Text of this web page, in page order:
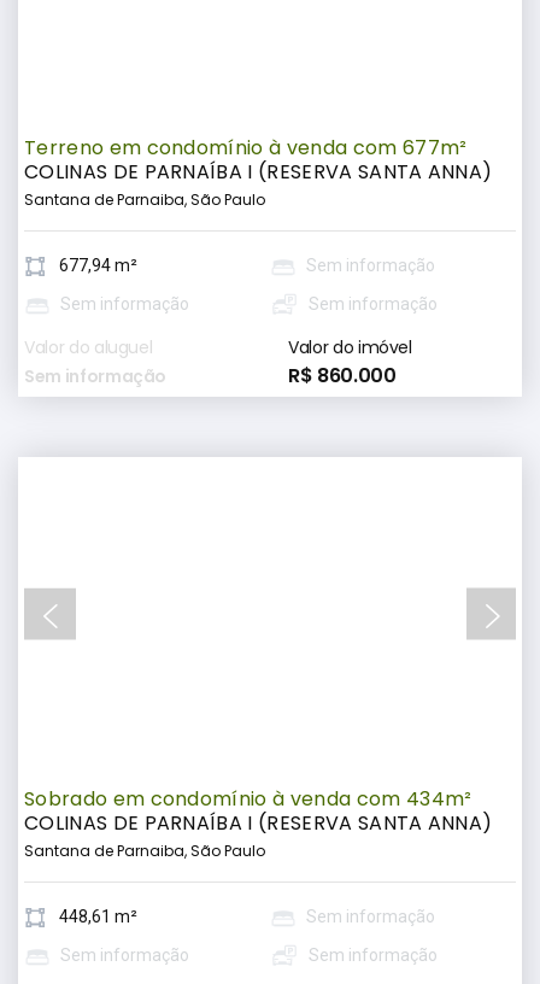
Terreno em condomínio à venda com 677m²
COLINAS DE PARNAÍBA I (RESERVA SANTA ANNA)
Santana de Parnaiba, São Paulo
677,94 m²
Sem informação
Sem informação
Sem informação
Valor do aluguel
Sem informação
Valor do imóvel
R$ 860.000
Sobrado em condomínio à venda com 434m²
COLINAS DE PARNAÍBA I (RESERVA SANTA ANNA)
Santana de Parnaiba, São Paulo
448,61 m²
Sem informação
Sem informação
Sem informação